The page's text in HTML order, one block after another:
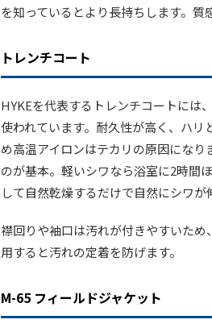
を知っているとより長持ちします。質
トレンチコート
HYKEを代表するトレンチコートには
使われています。耐久性が高く、ハ
め高温アイロンはテカリの原因にな
のが基本。軽いシワなら浴室に2時間
して自然乾燥するだけで自然にシワが
襟回りや袖口は汚れが付きやすいた
用すると汚れの定着を防げます。
M-65 フィールドジャケット